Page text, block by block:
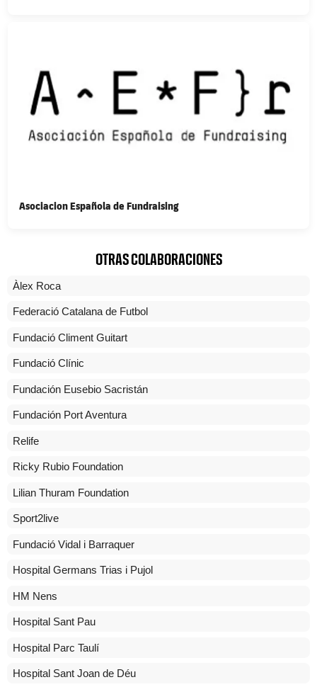
Asociacion Española de Fundraising
OTRAS COLABORACIONES
Àlex Roca
Federació Catalana de Futbol
Fundació Climent Guitart
Fundació Clínic
Fundación Eusebio Sacristán
Fundación Port Aventura
Relife
Ricky Rubio Foundation
Lilian Thuram Foundation
Sport2live
Fundació Vidal i Barraquer
Hospital Germans Trias i Pujol
HM Nens
Hospital Sant Pau
Hospital Parc Taulí
Hospital Sant Joan de Déu